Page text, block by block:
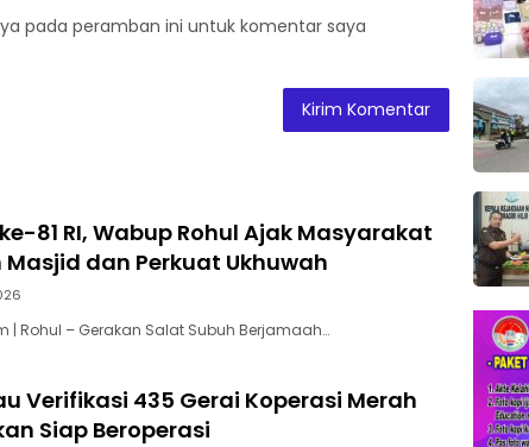
pada peramban ini untuk komentar saya
81 RI, Wabup Rohul Ajak Masyarakat
dan Perkuat Ukhuwah
| Rohul – Gerakan Salat Subuh Berjamaah…
Verifikasi 435 Gerai Koperasi Merah
Siap Beroperasi